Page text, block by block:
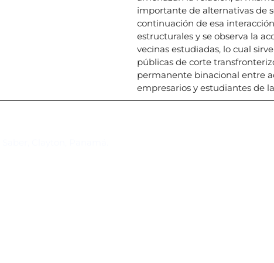
importante de alternativas de
continuación de esa
estructurales y se observa la
vecinas estudiadas, lo cual
públicas de corte
permanente binacional entre
empresarios y estudiantes de